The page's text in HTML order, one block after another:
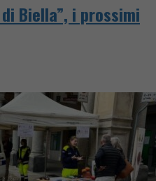
Biella”, i prossimi